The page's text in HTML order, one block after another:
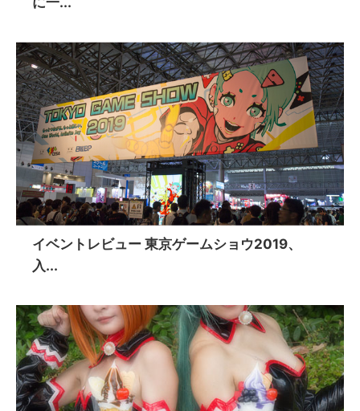
イベントレビュー 東京ゲームショウ2019、
入...